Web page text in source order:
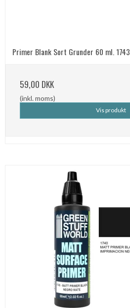
Primer Blank Sort Grunder 60 ml. 1743
59,00 DKK
(inkl. moms)
Vis produkt